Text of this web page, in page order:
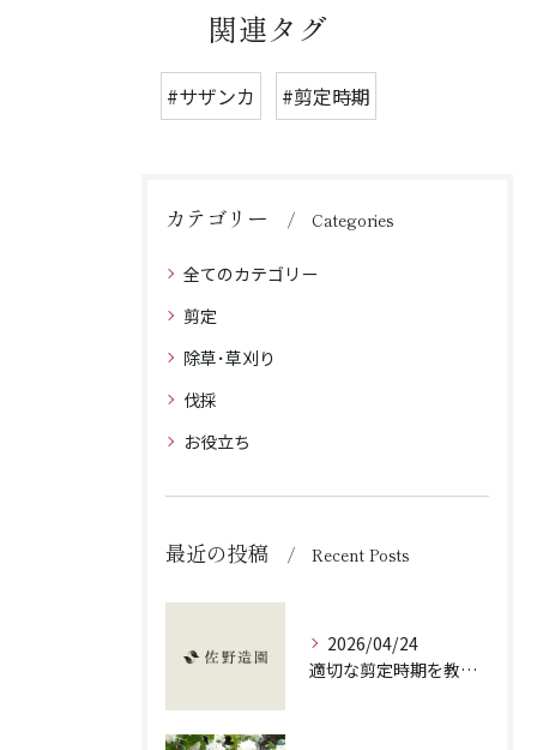
関連タグ
#サザンカ #剪定時期
カテゴリー Categories
全てのカテゴリー
剪定
除草･草刈り
伐採
お役立ち
最近の投稿 Recent Posts
2026/04/24
適切な剪定時期を教えます！